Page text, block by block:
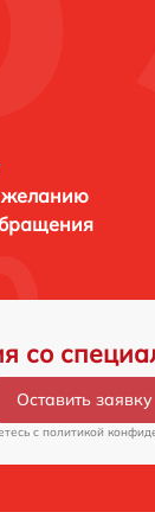
желанию
со
Оставить заявку
c политикой